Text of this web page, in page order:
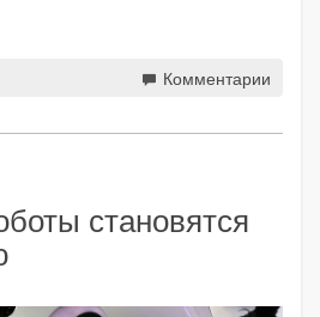
Комментарии
становятся